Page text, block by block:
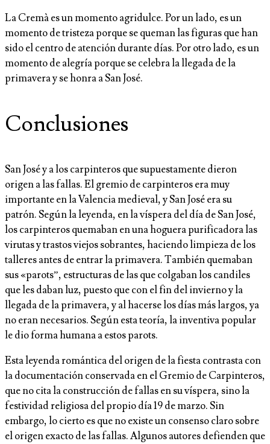
La Cremà es un momento agridulce. Por un lado, es un
momento de tristeza porque se queman las figuras que han
sido el centro de atención durante días. Por otro lado, es un
momento de alegría porque se celebra la llegada de la
primavera y se honra a San José.
Conclusiones
San José y a los carpinteros que supuestamente dieron
origen a las fallas. El gremio de carpinteros era muy
importante en la Valencia medieval, y San José era su
patrón. Según la leyenda, en la víspera del día de San José,
los carpinteros quemaban en una hoguera purificadora las
virutas y trastos viejos sobrantes, haciendo limpieza de los
talleres antes de entrar la primavera. También quemaban
sus «parots”, estructuras de las que colgaban los candiles
que les daban luz, puesto que con el fin del invierno y la
llegada de la primavera, y al hacerse los días más largos, ya
no eran necesarios. Según esta teoría, la inventiva popular
le dio forma humana a estos parots.
Esta leyenda romántica del origen de la fiesta contrasta con
la documentación conservada en el Gremio de Carpinteros,
que no cita la construcción de fallas en su víspera, sino la
festividad religiosa del propio día 19 de marzo. Sin
embargo, lo cierto es que no existe un consenso claro sobre
el origen exacto de las fallas. Algunos autores defienden que